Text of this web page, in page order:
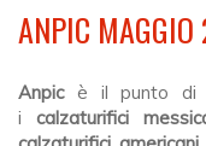
ANPIC
Anpic è il punto di
icalzaturifici